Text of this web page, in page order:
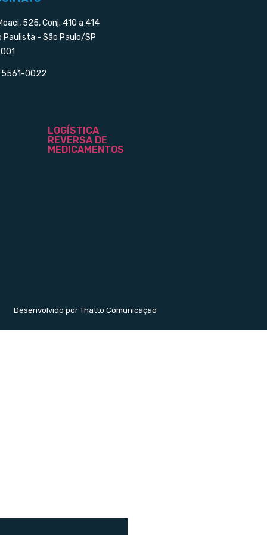
525, Conj. 410 a 414
Paulista - São Paulo/SP
5561-0022
LOGÍSTICA
REVERSA DE
MEDICAMENTOS
Desenvolvido por Thatto Comunicação